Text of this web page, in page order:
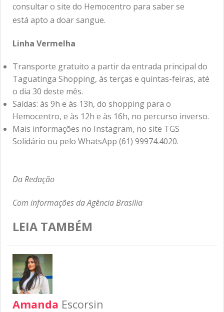
consultar o site do Hemocentro para saber se
está apto a doar sangue.
Linha Vermelha
Transporte gratuito a partir da entrada principal do
Taguatinga Shopping, às terças e quintas-feiras, até
o dia 30 deste mês.
Saídas: às 9h e às 13h, do shopping para o
Hemocentro, e às 12h e às 16h, no percurso inverso.
Mais informações no Instagram, no site TGS
Solidário ou pelo WhatsApp (61) 99974.4020.
Da Redação
Com informações da Agência Brasília
LEIA TAMBÉM
Amanda Escorsin